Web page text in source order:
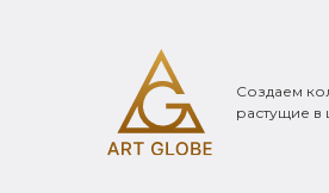
Создаем
растущие в